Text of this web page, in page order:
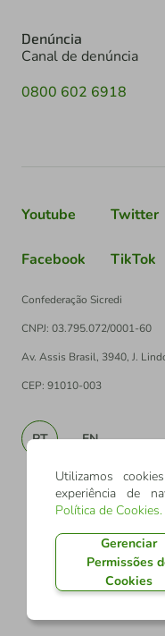
Denúncia
Canal de denúncia
0800 602 6918
Youtube Twitter
Facebook TikTok
Confederação Sicredi
CNPJ: 03.795.072/0001-60
Av. Assis Brasil, 3940, J.
CEP: 91010-003
PT EN
Utilizamos
experiência de
Política de Cookies.
Gerenciar
Permissões
Cookies